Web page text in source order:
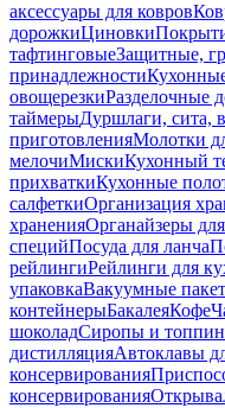
аксессуары для ковров
дорожкиЦиновки
тафтинговыеЗащитные,
принадлежности
овощерезкиРазделочные
таймерыДуршлаги, сита,
приготовленияМолотки
мелочиМискиКухонный
прихваткиКухонные
салфеткиОрганизация
храненияОрганайзеры
специйПосуда для ланча
рейлингиРейлинги для
упаковкаВакуумные
контейнерыБакалеяКофе
шоколадСиропы и
дистилляцияАвтоклавы
консервирования
консервирования